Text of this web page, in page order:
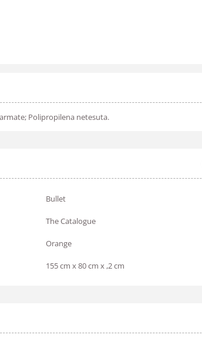
Polipropilena netesuta.
Bullet
The Catalogue
Orange
155 cm x 80 cm x ,2 cm